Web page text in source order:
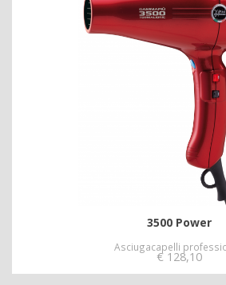
3500 Power
Asciugacapelli
€ 128,10